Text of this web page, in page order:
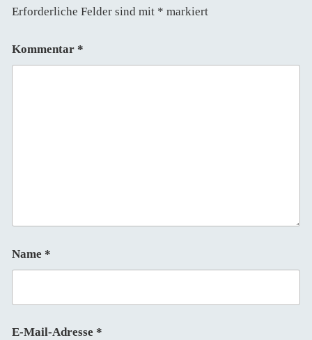
Erforderliche Felder sind mit * markiert
Kommentar *
Name *
E-Mail-Adresse *